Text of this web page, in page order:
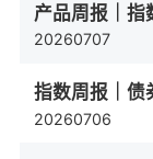
产品周报｜
20260707
指数周报｜
20260706